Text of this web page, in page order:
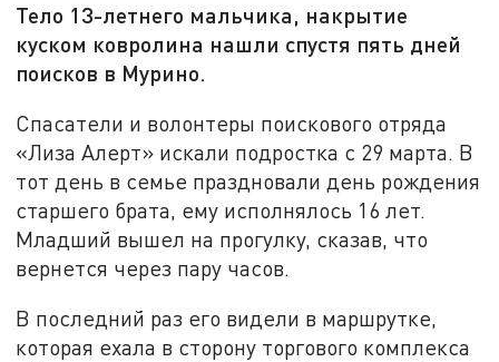
Тело 13-летнего мальчика, накрытие
куском ковролина нашли спустя пять дней
поисков в Мурино.
Спасатели и волонтеры поискового отряда
«Лиза Алерт» искали подростка с 29 марта. В
тот день в семье праздновали день рождения
старшего брата, ему исполнялось 16 лет.
Младший вышел на прогулку, сказав, что
вернется через пару часов.
В последний раз его видели в маршрутке,
которая ехала в сторону торгового комплекса